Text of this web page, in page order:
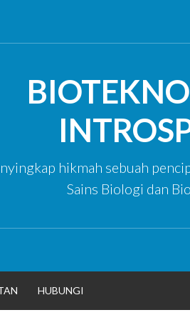
hikmah sebuah
Sains Biologi dan
HUBUNGI